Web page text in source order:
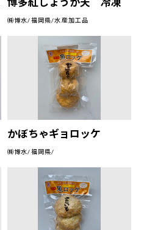
㈱博水/福岡県/水産加工品
かぼちゃギョロッケ
㈱博水/福岡県/